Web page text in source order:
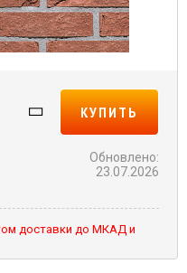
КУПИТЬ
Обновлено:
23.07.2026
доставки до МКАД и